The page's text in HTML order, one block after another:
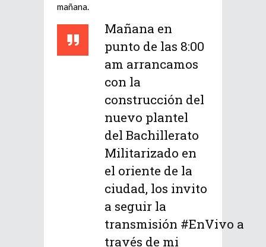
mañana.
Mañana en
punto de las 8:00
am arrancamos
con la
construcción del
nuevo plantel
del Bachillerato
Militarizado en
el oriente de la
ciudad, los invito
a seguir la
transmisión #EnVivo a
través de mi